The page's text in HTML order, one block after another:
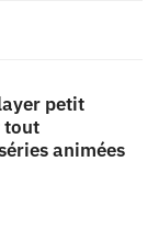
petit
tout
animées